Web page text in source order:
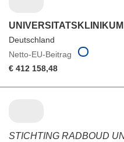
Deutschland
Netto-EU-Beitrag
€ 412 158,48
STICHTING RADBOUD